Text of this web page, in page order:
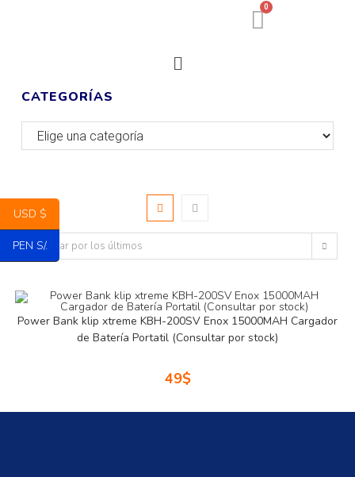
0
CATEGORÍAS
Ordenar por los últimos
Power Bank klip xtreme KBH-200SV Enox 15000MAH Cargador
de Batería Portatil (Consultar por stock)
49$
USD $
PEN S/.